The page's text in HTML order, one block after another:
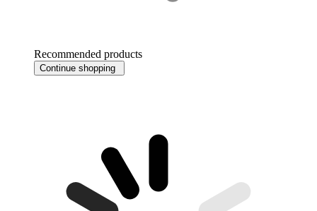
Recommended products
Continue shopping